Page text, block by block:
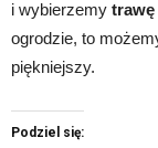
i wybierzemy
ogrodzie, to
piękniejszy.
Podziel się: